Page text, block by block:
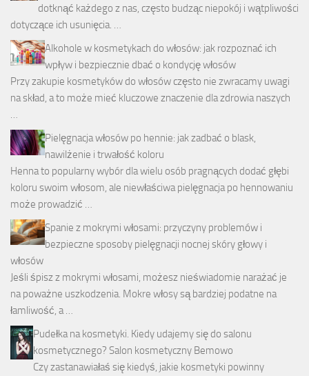
dotknąć każdego z nas, często budząc niepokój i wątpliwości
dotyczące ich usunięcia. …
Alkohole w kosmetykach do włosów: jak rozpoznać ich
wpływ i bezpiecznie dbać o kondycję włosów
Przy zakupie kosmetyków do włosów często nie zwracamy uwagi
na skład, a to może mieć kluczowe znaczenie dla zdrowia naszych
Pielęgnacja włosów po hennie: jak zadbać o blask,
nawilżenie i trwałość koloru
Henna to popularny wybór dla wielu osób pragnących dodać głębi
koloru swoim włosom, ale niewłaściwa pielęgnacja po hennowaniu
może prowadzić …
Spanie z mokrymi włosami: przyczyny problemów i
bezpieczne sposoby pielęgnacji nocnej skóry głowy i
włosów
Jeśli śpisz z mokrymi włosami, możesz nieświadomie narażać je
na poważne uszkodzenia. Mokre włosy są bardziej podatne na
łamliwość, a …
Pudełka na kosmetyki. Kiedy udajemy się do salonu
kosmetycznego? Salon kosmetyczny Bemowo
Czy zastanawiałaś się kiedyś, jakie kosmetyki powinny